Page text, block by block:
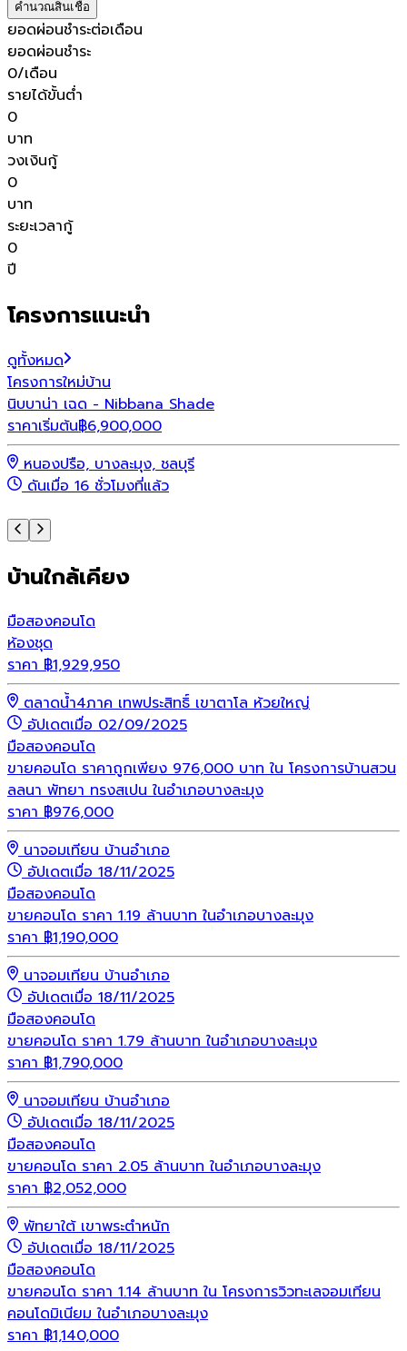
คำนวณสินเชื่อ
ยอดผ่อนชำระต่อเดือน
ยอดผ่อนชำระ
0/เดือน
รายได้ขั้นต่ำ
0
บาท
วงเงินกู้
0
บาท
ระยะเวลากู้
0
ปี
โครงการแนะนำ
ดูทั้งหมด
โครงการใหม่บ้าน
นิบบาน่า เฉด - Nibbana Shade
ราคาเริ่มต้น฿6,900,000
หนองปรือ, บางละมุง, ชลบุรี
ดันเมื่อ 16 ชั่วโมงที่แล้ว
บ้านใกล้เคียง
มือสองคอนโด
ห้องชุด
ราคา ฿1,929,950
ตลาดน้ำ4ภาค เทพประสิทธิ์ เขาตาโล ห้วยใหญ่
อัปเดตเมื่อ 02/09/2025
มือสองคอนโด
ขายคอนโด ราคาถูกเพียง 976,000 บาท ใน โครงการบ้านสวน
ลลนา พัทยา ทรงสเปน ในอำเภอบางละมุง
ราคา ฿976,000
นาจอมเทียน บ้านอำเภอ
อัปเดตเมื่อ 18/11/2025
มือสองคอนโด
ขายคอนโด ราคา 1.19 ล้านบาท ในอำเภอบางละมุง
ราคา ฿1,190,000
นาจอมเทียน บ้านอำเภอ
อัปเดตเมื่อ 18/11/2025
มือสองคอนโด
ขายคอนโด ราคา 1.79 ล้านบาท ในอำเภอบางละมุง
ราคา ฿1,790,000
นาจอมเทียน บ้านอำเภอ
อัปเดตเมื่อ 18/11/2025
มือสองคอนโด
ขายคอนโด ราคา 2.05 ล้านบาท ในอำเภอบางละมุง
ราคา ฿2,052,000
พัทยาใต้ เขาพระตำหนัก
อัปเดตเมื่อ 18/11/2025
มือสองคอนโด
ขายคอนโด ราคา 1.14 ล้านบาท ใน โครงการวิวทะเลจอมเทียน
คอนโดมิเนียม ในอำเภอบางละมุง
ราคา ฿1,140,000